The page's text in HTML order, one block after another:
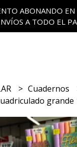
ABONANDO EN
A TODO EL
Cuadernos
grande